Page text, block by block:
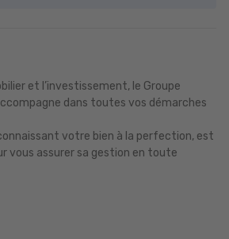
et l’investissement, le Groupe
dans toutes vos démarches
votre bien à la perfection, est
vous assurer sa gestion en toute